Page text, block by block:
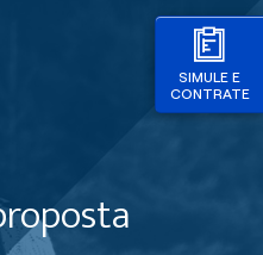
SIMULE E
CONTRATE